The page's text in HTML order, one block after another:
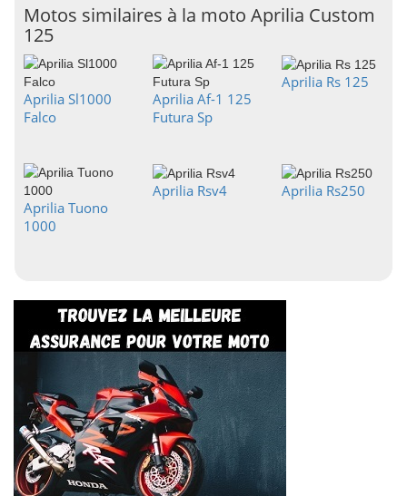
Motos similaires à la moto Aprilia Custom
125
Aprilia Sl1000
Falco
Aprilia Af-1 125
Futura Sp
Aprilia Rs 125
Aprilia Tuono
1000
Aprilia Rsv4 Aprilia Rs250